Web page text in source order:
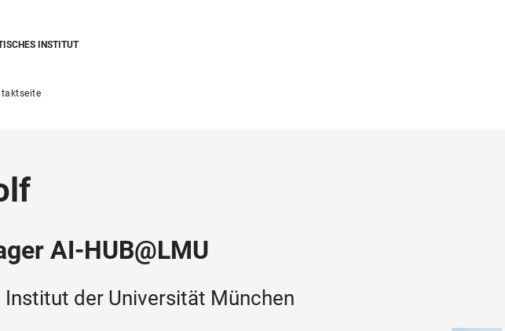
INSTITUT
AI-HUB@LMU
der Universität München